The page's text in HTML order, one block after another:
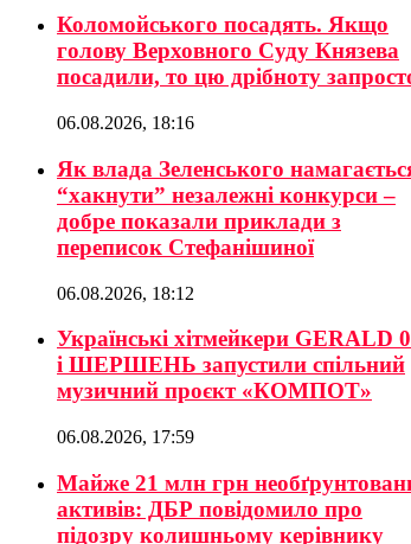
Коломойського посадять. Якщо
голову Верховного Суду Князева
посадили, то цю дрібноту
06.08.2026, 18:16
Як влада Зеленського
“хакнути” незалежні конкурси –
добре показали приклади з
переписок Стефанішиної
06.08.2026, 18:12
Українські хітмейкери GERALD
і ШЕРШЕНЬ запустили спільний
музичний проєкт «КОМПОТ»
06.08.2026, 17:59
Майже 21 млн грн
активів: ДБР повідомило про
підозру колишньому керівнику